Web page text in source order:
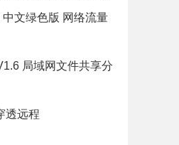
文绿色版 网络流量
局域网文件共享分
透远程